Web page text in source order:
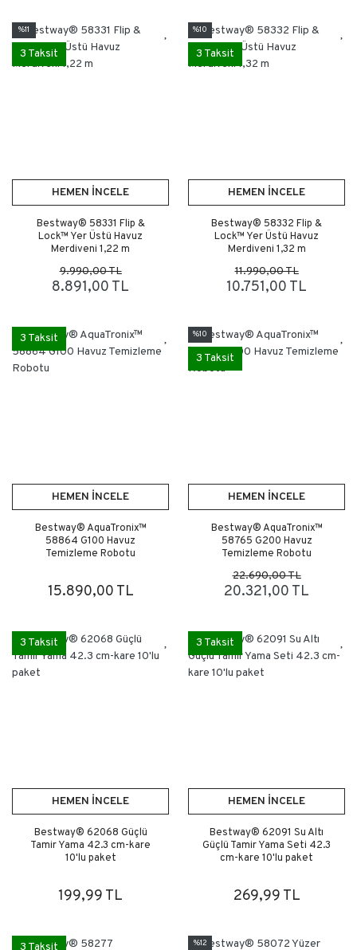
%11
3 Taksit
HEMEN İNCELE
Bestway® 58331 Flip &
Lock™ Yer Üstü Havuz
Merdiveni 1,22 m
9.990,00 TL
8.891,00 TL
%10
3 Taksit
HEMEN İNCELE
Bestway® 58332 Flip &
Lock™ Yer Üstü Havuz
Merdiveni 1,32 m
11.990,00 TL
10.751,00 TL
3 Taksit
HEMEN İNCELE
Bestway® AquaTronix™
58864 G100 Havuz
Temizleme Robotu
15.890,00 TL
%10
3 Taksit
HEMEN İNCELE
Bestway® AquaTronix™
58765 G200 Havuz
Temizleme Robotu
22.690,00 TL
20.321,00 TL
3 Taksit
HEMEN İNCELE
Bestway® 62068 Güçlü
Tamir Yama 42.3 cm-kare
10'lu paket
199,99 TL
3 Taksit
HEMEN İNCELE
Bestway® 62091 Su Altı
Güçlü Tamir Yama Seti 42.3
cm-kare 10'lu paket
269,99 TL
3 Taksit %12